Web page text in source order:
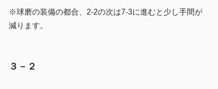
※球磨の装備の都合、2-2の次は7-3に進むと少し手間が
減ります。
３－２